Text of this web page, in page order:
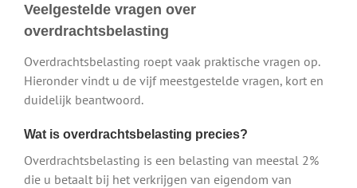
Veelgestelde vragen over
overdrachtsbelasting
Overdrachtsbelasting roept vaak praktische vragen op.
Hieronder vindt u de vijf meestgestelde vragen, kort en
duidelijk beantwoord.
Wat is overdrachtsbelasting precies?
Overdrachtsbelasting is een belasting van meestal 2%
die u betaalt bij het verkrijgen van eigendom van